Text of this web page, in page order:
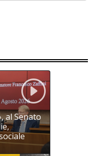
al Senato